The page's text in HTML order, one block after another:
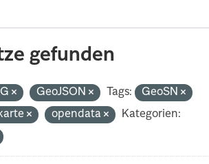
gefunden
GeoJSON Tags:
GeoSN
opendata
Kategorien: